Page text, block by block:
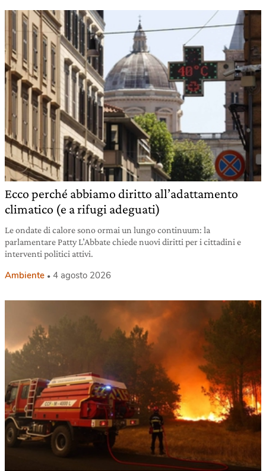
Ecco perché abbiamo diritto all’adattamento
climatico (e a rifugi adeguati)
Le ondate di calore sono ormai un lungo continuum: la
parlamentare Patty L’Abbate chiede nuovi diritti per i cittadini e
interventi politici attivi.
Ambiente 4 agosto 2026